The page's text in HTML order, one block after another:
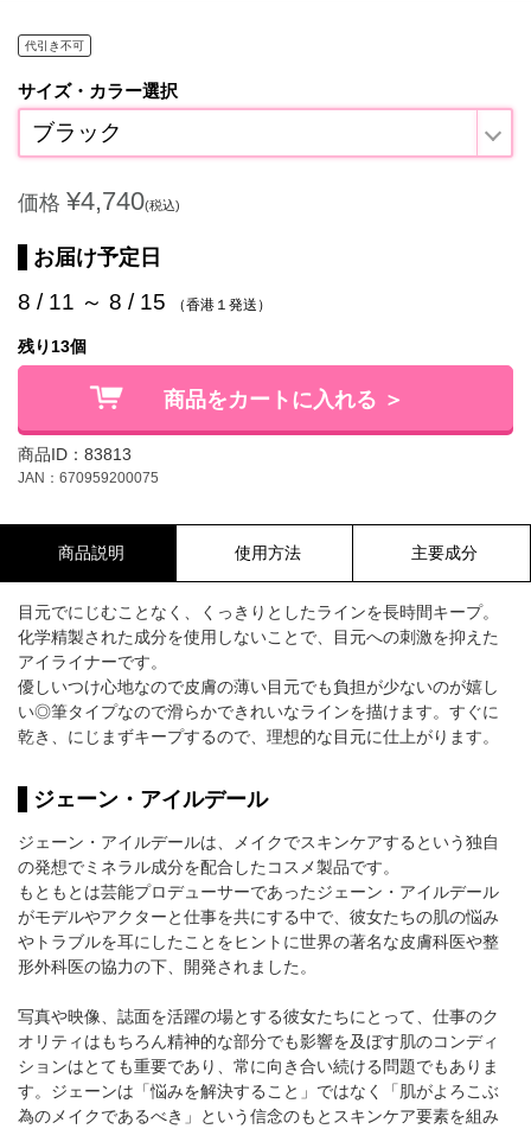
代引き不可
サイズ・カラー選択
ブラック
価格 ¥4,740(税込)
お届け予定日
8 / 11 ～ 8 / 15 （香港１発送）
残り13個
商品をカートに入れる ＞
商品ID：83813
JAN：670959200075
商品説明 使用方法 主要成分
目元でにじむことなく、くっきりとしたラインを長時間キープ。
化学精製された成分を使用しないことで、目元への刺激を抑えた
アイライナーです。
優しいつけ心地なので皮膚の薄い目元でも負担が少ないのが嬉し
い◎筆タイプなので滑らかできれいなラインを描けます。すぐに
乾き、にじまずキープするので、理想的な目元に仕上がります。
ジェーン・アイルデール
ジェーン・アイルデールは、メイクでスキンケアするという独自
の発想でミネラル成分を配合したコスメ製品です。
もともとは芸能プロデューサーであったジェーン・アイルデール
がモデルやアクターと仕事を共にする中で、彼女たちの肌の悩み
やトラブルを耳にしたことをヒントに世界の著名な皮膚科医や整
形外科医の協力の下、開発されました。
写真や映像、誌面を活躍の場とする彼女たちにとって、仕事のク
オリティはもちろん精神的な部分でも影響を及ぼす肌のコンディ
ションはとても重要であり、常に向き合い続ける問題でもありま
す。ジェーンは「悩みを解決すること」ではなく「肌がよろこぶ
為のメイクであるべき」という信念のもとスキンケア要素を組み